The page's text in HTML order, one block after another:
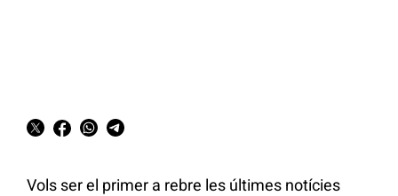
Vols ser el primer a rebre les últimes notícies